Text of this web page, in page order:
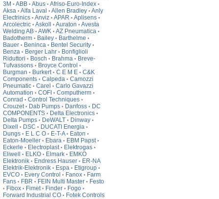
3M • ABB • Abus • Afriso-Euro-Index •
Aksa • Alfa Laval • Allen Bradley • Anly
Electrinics • Anviz • APAR • Aplisens •
Arcolectric • Askoll • Auraton • Avesta
Welding AB • AWK • AZ Pneumatica •
Badotherm • Bailey • Barthelme •
Bauer • Beninca • Bentel Security •
Benza • Berger Lahr • Bonfiglioli
Riduttori • Bosch • Brahma • Breve-
Tufvassons • Broyce Control •
Burgman • Burkert • C E M E • C&K
Components • Calpeda • Camozzi
Pneumatic • Carel • Carlo Gavazzi
Automation • COFI • Computherm •
Conrad • Control Techniques •
Crouzet • Dab Pumps • Danfoss • DC
COMPONENTS • Delta Electronics •
Delta Pumps • DeWALT • Dinway •
Dixell • DSC • DUCATI Energia •
Dungs • E L C O • E-T-A • Eaton •
Eaton-Moeller • Ebara • EBM Papst •
Eckerle • Electroplast • Elektrogas •
Eliwell • ELKO • Elmark • EMKO
Elektronik • Endress Hauser • ER-NA
Elektrik-Elektronik • Espa • Etigroup •
EVCO • Every Control • Fanox • Farm
Fans • FBR • FEIN Multi Master • Festo
• Fibox • Fimet • Finder • Fogo •
Forward Industrial CO • Fotek Controls